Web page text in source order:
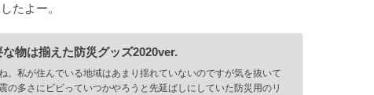
たよー。
物は揃えた防災グッズ2020ver.
。私が住んでいる地域はあまり揺れていないのですが気を抜いて
の多さにビビっていつかやろうと先延ばしにしていた防災用のリ